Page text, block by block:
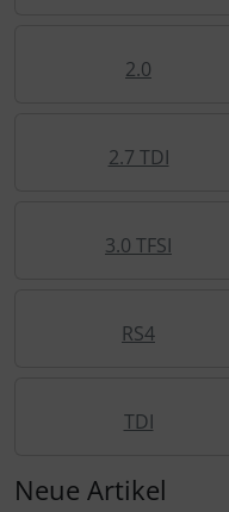
2.0
2.7 TDI
3.0 TFSI
RS4
TDI
Neue Artikel